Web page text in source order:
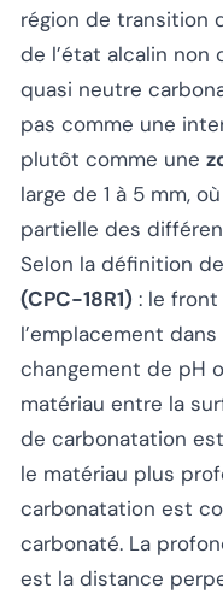
région de transition
de l’état alcalin non
quasi neutre
pas comme une
plutôt comme une
large de 1 à 5 mm,
partielle des
Selon la définition
(CPC-18R1) : le front
l’emplacement
changement de pH
matériau entre la
de carbonatation
le matériau plus
carbonatation est
carbonaté. La
est la distance